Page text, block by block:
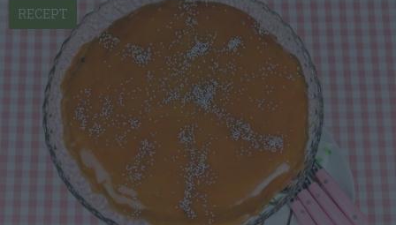
RECEPT